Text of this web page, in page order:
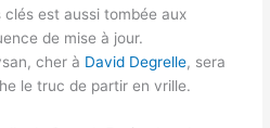
est aussi tombée aux
de mise à jour.
cher à David Degrelle, sera
le truc de partir en vrille.